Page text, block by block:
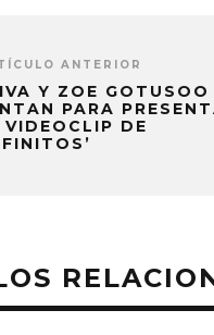
ANTERIOR
Y ZOE GOTUSOO
PARA
VIDEOCLIP DE